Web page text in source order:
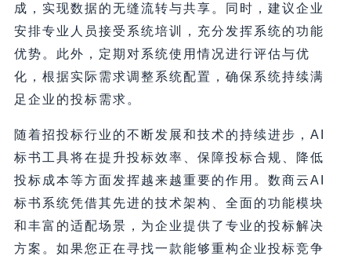
成，实现数据的无缝流转与共享。同时，建议企业
安排专业人员接受系统培训，充分发挥系统的功能
优势。此外，定期对系统使用情况进行评估与优
化，根据实际需求调整系统配置，确保系统持续满
足企业的投标需求。
随着招投标行业的不断发展和技术的持续进步，AI
标书工具将在提升投标效率、保障投标合规、降低
投标成本等方面发挥越来越重要的作用。数商云AI
标书系统凭借其先进的技术架构、全面的功能模块
和丰富的适配场景，为企业提供了专业的投标解决
方案。如果您正在寻找一款能够重构企业投标竞争